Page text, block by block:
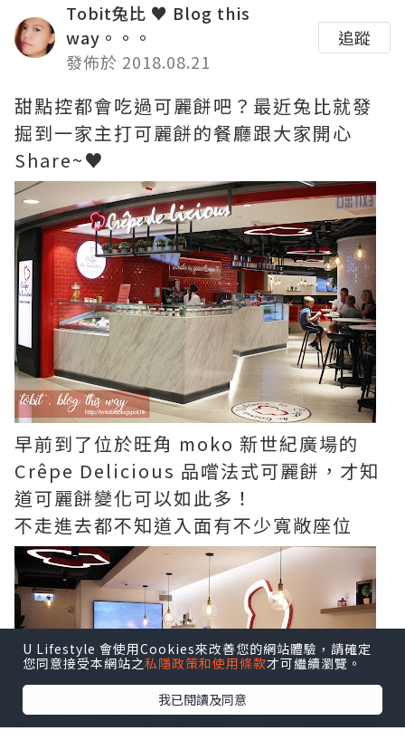
Tobit兔比 ♥ Blog this
way。。。
發佈於 2018.08.21
追蹤
甜點控都會吃過可麗餅吧？最近兔比就發
掘到一家主打可麗餅的餐廳跟大家開心
Share~♥
早前到了位於旺角 moko 新世紀廣場的
Crêpe Delicious 品嚐法式可麗餅，才知
道可麗餅變化可以如此多！
不走進去都不知道入面有不少寬敞座位
U Lifestyle 會使用Cookies來改善您的網站體驗，請確定
您同意接受本網站之私隱政策和使用條款才可繼續瀏覽。
我已閱讀及同意